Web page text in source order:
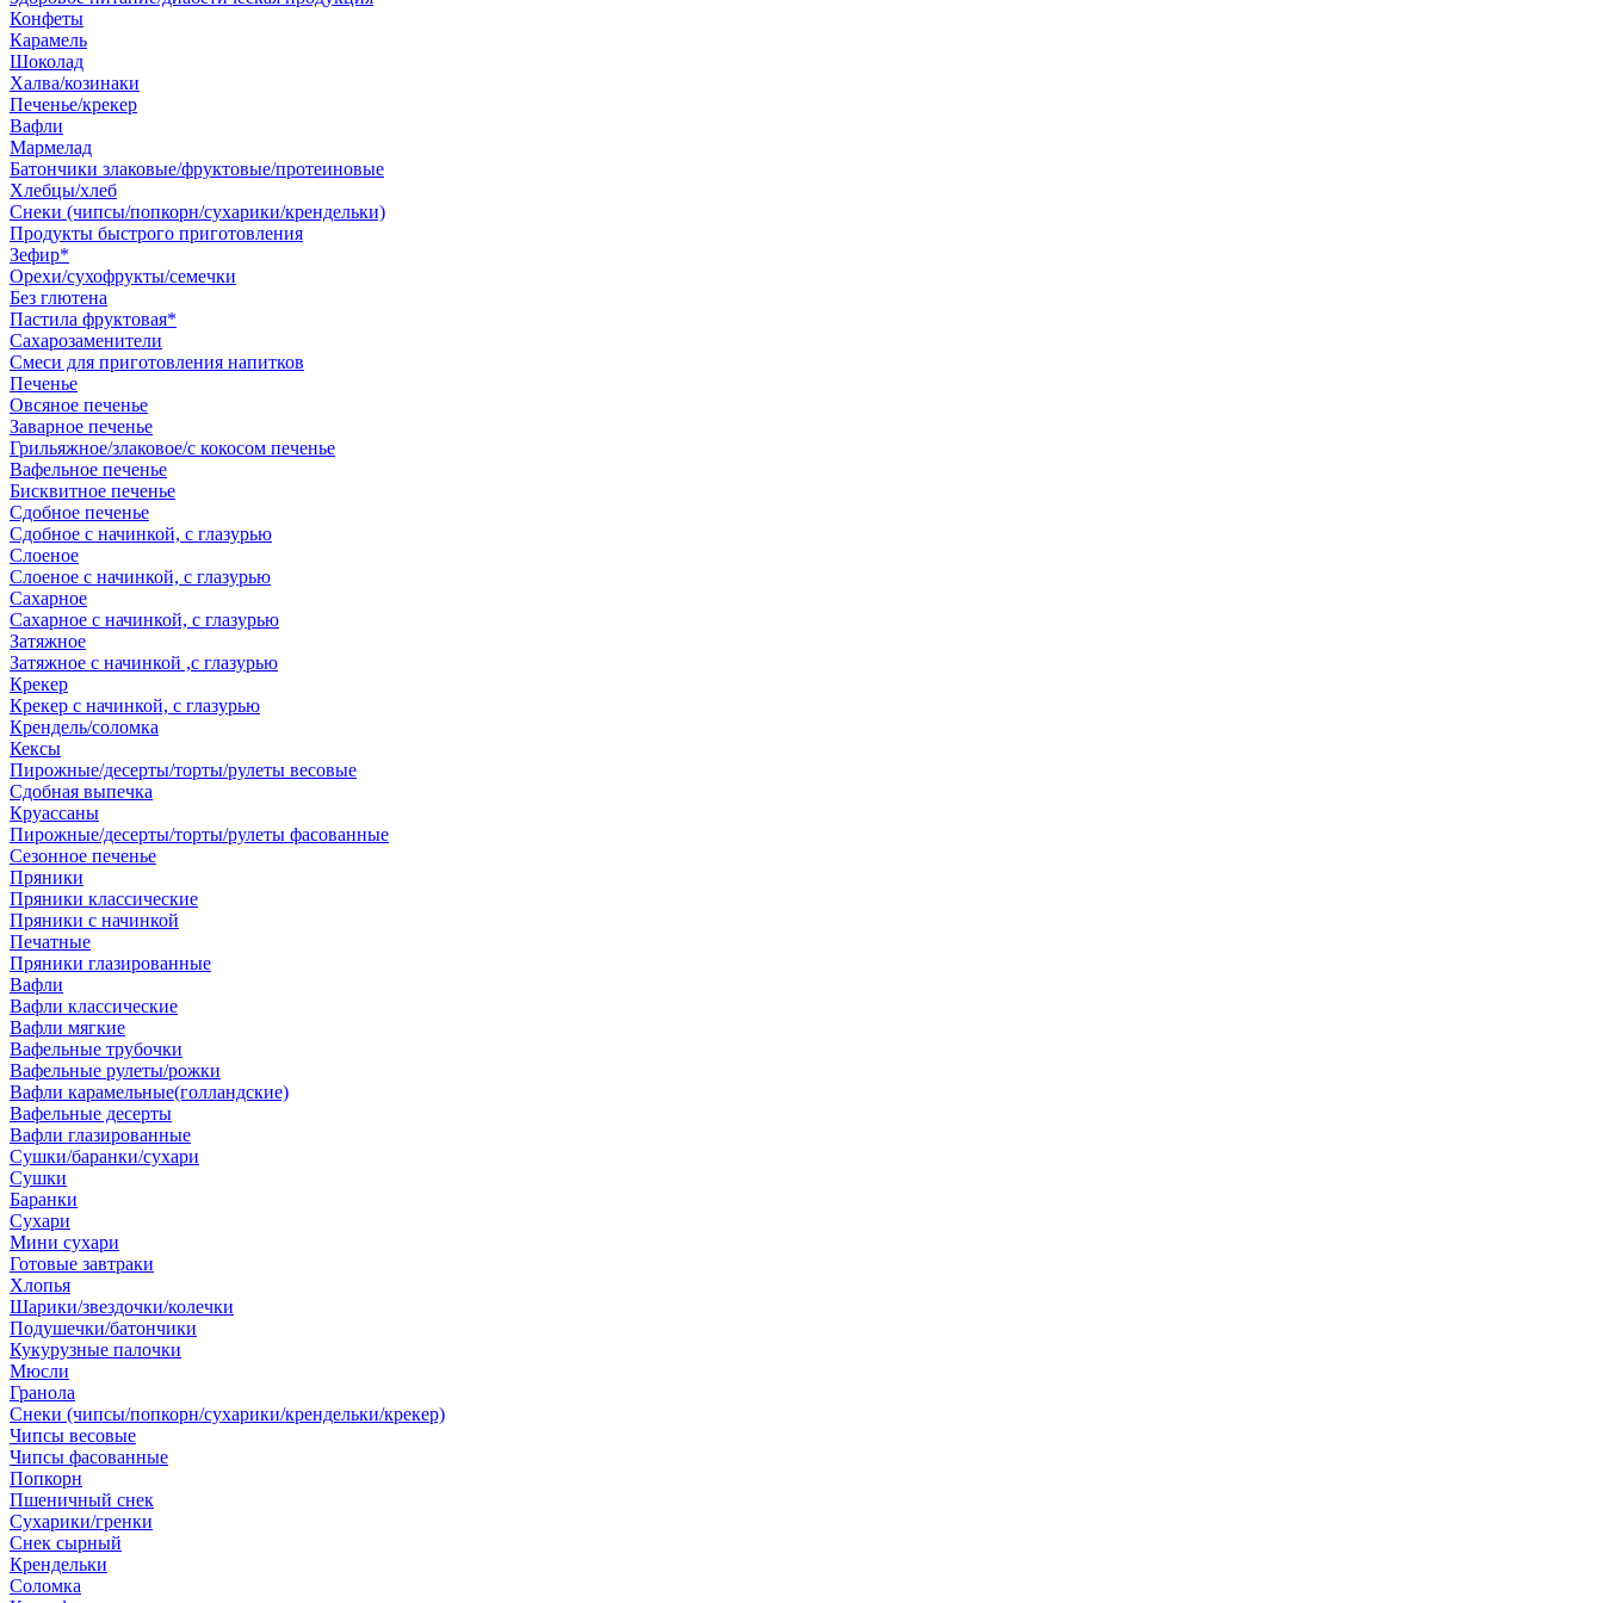
Конфеты
Карамель
Шоколад
Халва/козинаки
Печенье/крекер
Вафли
Мармелад
Батончики злаковые/фруктовые/протеиновые
Хлебцы/хлеб
Снеки (чипсы/попкорн/сухарики/крендельки)
Продукты быстрого приготовления
Зефир*
Орехи/сухофрукты/семечки
Без глютена
Пастила фруктовая*
Сахарозаменители
Смеси для приготовления напитков
Печенье
Овсяное печенье
Заварное печенье
Грильяжное/злаковое/с кокосом печенье
Вафельное печенье
Бисквитное печенье
Сдобное печенье
Сдобное с начинкой, с глазурью
Слоеное
Слоеное с начинкой, с глазурью
Сахарное
Сахарное с начинкой, с глазурью
Затяжное
Затяжное с начинкой ,с глазурью
Крекер
Крекер с начинкой, с глазурью
Крендель/соломка
Кексы
Пирожные/десерты/торты/рулеты весовые
Сдобная выпечка
Круассаны
Пирожные/десерты/торты/рулеты фасованные
Сезонное печенье
Пряники
Пряники классические
Пряники с начинкой
Печатные
Пряники глазированные
Вафли
Вафли классические
Вафли мягкие
Вафельные трубочки
Вафельные рулеты/рожки
Вафли карамельные(голландские)
Вафельные десерты
Вафли глазированные
Сушки/баранки/сухари
Сушки
Баранки
Сухари
Мини сухари
Готовые завтраки
Хлопья
Шарики/звездочки/колечки
Подушечки/батончики
Кукурузные палочки
Мюсли
Гранола
Снеки (чипсы/попкорн/сухарики/крендельки/крекер)
Чипсы весовые
Чипсы фасованные
Попкорн
Пшеничный снек
Сухарики/гренки
Снек сырный
Крендельки
Соломка